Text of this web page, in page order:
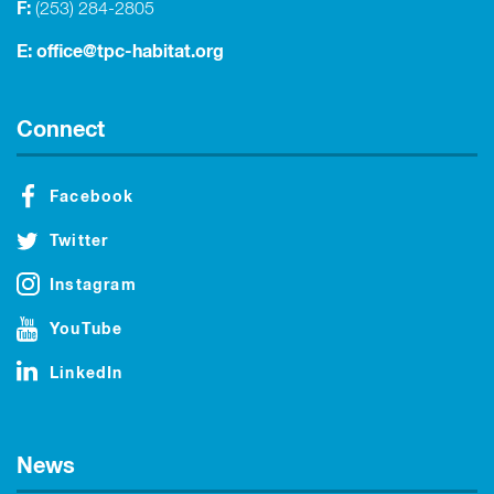
F: (253) 284-2805
E: office@tpc-habitat.org
Connect
Facebook
Twitter
Instagram
YouTube
LinkedIn
News